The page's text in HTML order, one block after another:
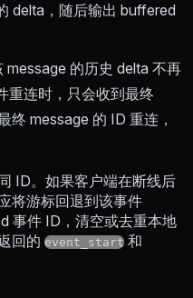
delta，随后输出 buffered
message 的历史 delta 不再
重连时，只会收到最终
终 message 的 ID 重连，
ID。如果客户端在断线后
将游标回退到该事件
事件 ID，清空或去重本地
回的 event_start 和